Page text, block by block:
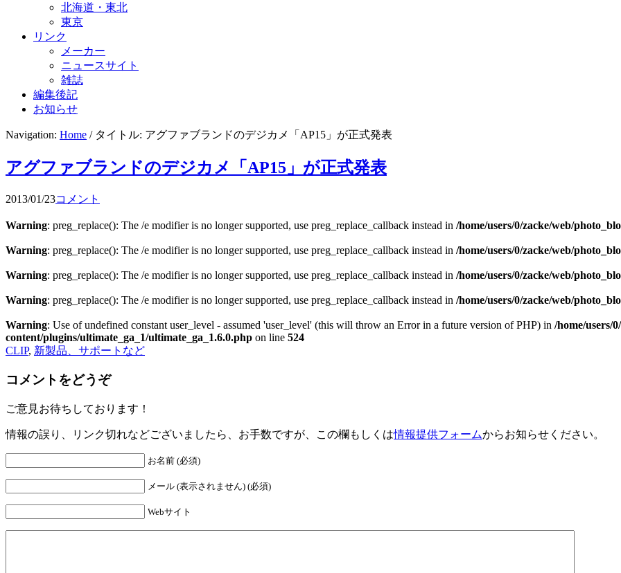
北海道・東北
東京
リンク
メーカー
ニュースサイト
雑誌
編集後記
お知らせ
Navigation: Home / タイトル: アグファブランドのデジカメ「AP15」が正式発表
アグファブランドのデジカメ「AP15」が正式発表
2013/01/23コメント
Warning: preg_replace(): The /e modifier is no longer supported, use preg_replace_callback instead in /home/users/0/zacke/web/
Warning: preg_replace(): The /e modifier is no longer supported, use preg_replace_callback instead in /home/users/0/zacke/web/
Warning: preg_replace(): The /e modifier is no longer supported, use preg_replace_callback instead in /home/users/0/zacke/web/
Warning: preg_replace(): The /e modifier is no longer supported, use preg_replace_callback instead in /home/users/0/zacke/web/
Warning: Use of undefined constant user_level - assumed 'user_level' (this will throw an Error in a future version of PHP) in /home/users/
content/plugins/ultimate_ga_1/ultimate_ga_1.6.0.php on line 524
CLIP, 新製品、サポートなど
コメントをどうぞ
ご意見お待ちしております！
情報の誤り、リンク切れなどございましたら、お手数ですが、この欄もしくは情報提供フォームからお知らせください。
お名前 (必須)
メール (表示されません) (必須)
Webサイト